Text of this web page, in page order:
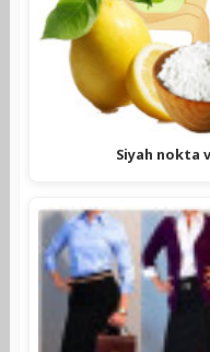
Siyah nokta